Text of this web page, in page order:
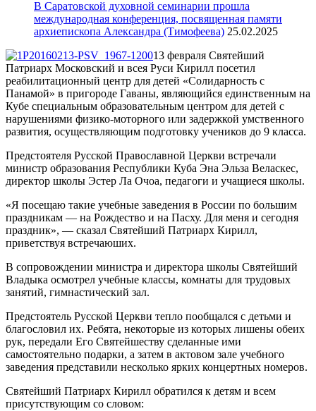
В Саратовской духовной семинарии прошла
международная конференция, посвященная памяти
архиепископа Александра (Тимофеева) 25.02.2025
13 февраля Святейший
Патриарх Московский и всея Руси Кирилл посетил
реабилитационный центр для детей «Солидарность с
Панамой» в пригороде Гаваны, являющийся единственным на
Кубе специальным образовательным центром для детей с
нарушениями физико-моторного или задержкой умственного
развития, осуществляющим подготовку учеников до 9 класса.
Предстоятеля Русской Православной Церкви встречали
министр образования Республики Куба Эна Эльза Веласкес,
директор школы Эстер Ла Очоа, педагоги и учащиеся школы.
«Я посещаю такие учебные заведения в России по большим
праздникам — на Рождество и на Пасху. Для меня и сегодня
праздник», — сказал Святейший Патриарх Кирилл,
приветствуя встречаюших.
В сопровождении министра и директора школы Святейший
Владыка осмотрел учебные классы, комнаты для трудовых
занятий, гимнастический зал.
Предстоятель Русской Церкви тепло пообщался с детьми и
благословил их. Ребята, некоторые из которых лишены обеих
рук, передали Его Святейшеству сделанные ими
самостоятельно подарки, а затем в актовом зале учебного
заведения представили несколько ярких концертных номеров.
Святейший Патриарх Кирилл обратился к детям и всем
присутствующим со словом: